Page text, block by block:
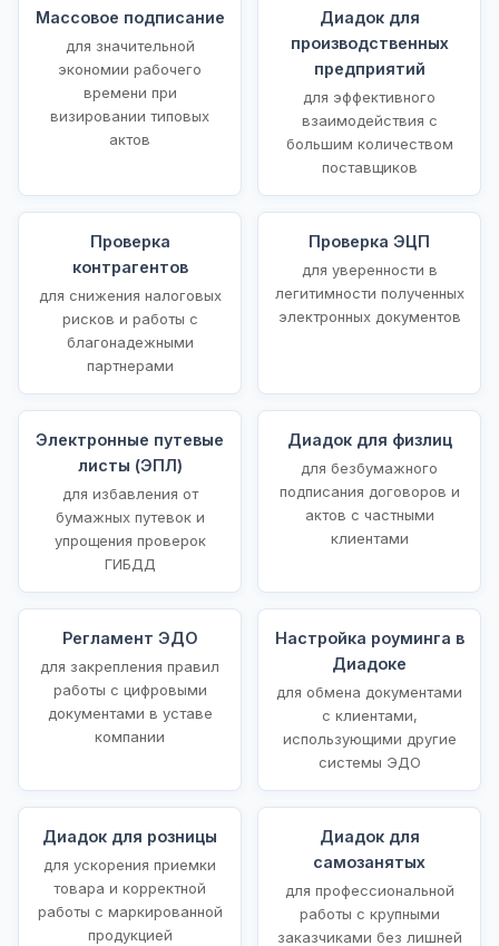
Массовое подписание
для значительной
экономии рабочего
времени при
визировании типовых
актов
Диадок для
производственных
предприятий
для эффективного
взаимодействия с
большим количеством
поставщиков
Проверка
контрагентов
для снижения налоговых
рисков и работы с
благонадежными
партнерами
Проверка ЭЦП
для уверенности в
легитимности полученных
электронных документов
Электронные путевые
листы (ЭПЛ)
для избавления от
бумажных путевок и
упрощения проверок
ГИБДД
Диадок для физлиц
для безбумажного
подписания договоров и
актов с частными
клиентами
Регламент ЭДО
для закрепления правил
работы с цифровыми
документами в уставе
компании
Настройка роуминга в
Диадоке
для обмена документами
с клиентами,
использующими другие
системы ЭДО
Диадок для розницы
для ускорения приемки
товара и корректной
работы с маркированной
продукцией
Диадок для
самозанятых
для профессиональной
работы с крупными
заказчиками без лишней